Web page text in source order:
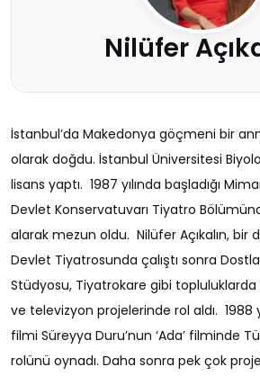
Nilüfer
İstanbul’da Makedonya göçmeni bir
olarak doğdu. İstanbul Üniversitesi
lisans yaptı. 1987 yılında başladığı
Devlet Konservatuvarı Tiyatro
alarak mezun oldu. Nilüfer Açıkalın, bir
Devlet Tiyatrosunda çalıştı sonra
Stüdyosu, Tiyatrokare gibi topluluklarda
ve televizyon projelerinde rol aldı. 1988
filmi Süreyya Duru’nun ‘Ada’ filminde
rolünü oynadı. Daha sonra pek çok